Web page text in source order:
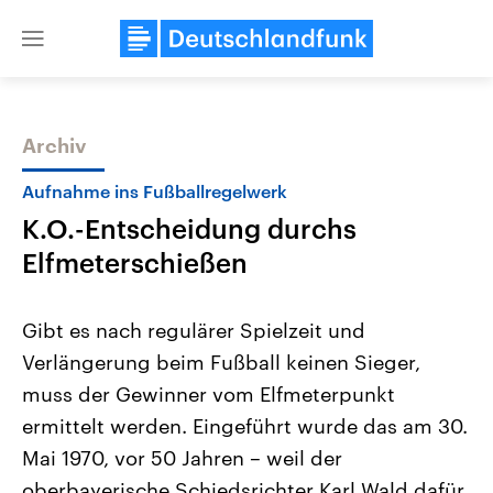
Close
Themen
Landtagswahl Sachsen-Anhalt
2026
Alle Informationen
Sachsen-Anhalt wählt am 6.
September 2026 einen neuen
Landtag. Seit 2021 wird das
Bundesland von einer Koalition aus
Aktuelle Beiträge,
Hintergründe
Wirtschaftlich und
gehören die Vereinigten
den mächtigsten Ländern
mit großem Einfluss auf
Archiv
Aufnahme ins Fußballregelwerk
K.O.-Entscheidung durchs
Elfmeterschießen
Gibt es nach regulärer Spielzeit und
Verlängerung beim Fußball keinen Sieger,
muss der Gewinner vom Elfmeterpunkt
ermittelt werden. Eingeführt wurde das am 30.
Mai 1970, vor 50 Jahren – weil der